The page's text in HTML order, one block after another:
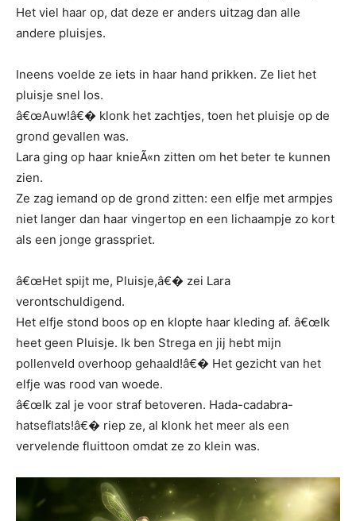
Het viel haar op, dat deze er anders uitzag dan alle
andere pluisjes.
Ineens voelde ze iets in haar hand prikken. Ze liet het
pluisje snel los.
â€œAuw!â€� klonk het zachtjes, toen het pluisje op de
grond gevallen was.
Lara ging op haar knieÃ«n zitten om het beter te kunnen
zien.
Ze zag iemand op de grond zitten: een elfje met armpjes
niet langer dan haar vingertop en een lichaampje zo kort
als een jonge grasspriet.
â€œHet spijt me, Pluisje,â€� zei Lara
verontschuldigend.
Het elfje stond boos op en klopte haar kleding af. â€œIk
heet geen Pluisje. Ik ben Strega en jij hebt mijn
pollenveld overhoop gehaald!â€� Het gezicht van het
elfje was rood van woede.
â€œIk zal je voor straf betoveren. Hada-cadabra-
hatseflats!â€� riep ze, al klonk het meer als een
vervelende fluittoon omdat ze zo klein was.